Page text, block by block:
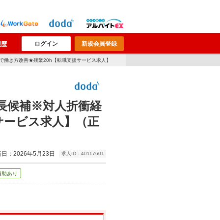
ログイン 新規会員登録
き方改善★残業20h【転職支援サービス求人】
候補※対人折衝経
ビス求人】（正
：2026年5月23日 求人ID：40117601
あり